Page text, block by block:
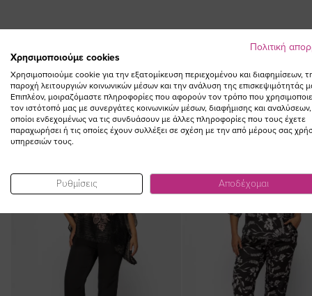
beginning
the
images
gallery
NEW IN
Πολιτική
Χρησιμοποιούμε cookies
Χρησιμοποιούμε cookie για την εξατομίκευση περιεχομένου και διαφημίσεων,
παροχή λειτουργιών κοινωνικών μέσων και την ανάλυση της επισκεψιμότητάς
Επιπλέον, μοιραζόμαστε πληροφορίες που αφορούν τον τρόπο που
τον ιστότοπό μας με συνεργάτες κοινωνικών μέσων, διαφήμισης και αναλύσεων,
οποίοι ενδεχομένως να τις συνδυάσουν με άλλες πληροφορίες που τους έχετε
παραχωρήσει ή τις οποίες έχουν συλλέξει σε σχέση με την από μέρους σας
υπηρεσιών τους.
Ρυθμίσεις Αποδέχομαι